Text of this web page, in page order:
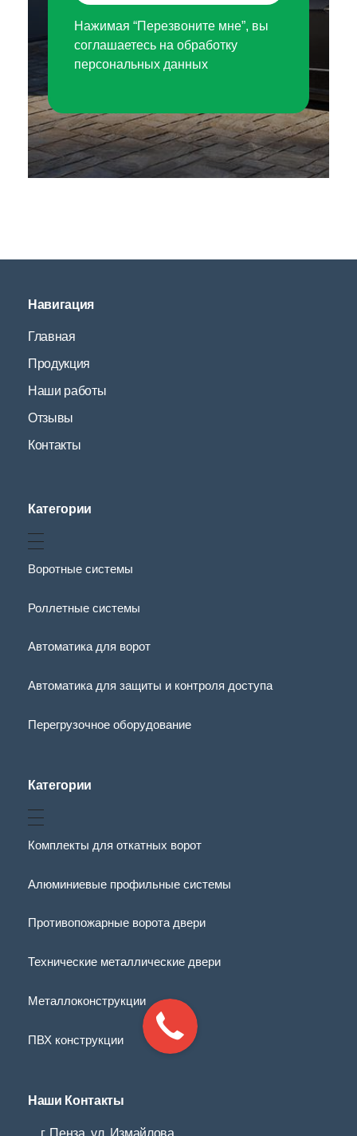
Нажимая “Перезвоните мне”, вы
соглашаетесь на обработку
персональных данных
Навигация
Главная
Продукция
Наши работы
Отзывы
Контакты
Категории
Воротные системы
Роллетные системы
Автоматика для ворот
Автоматика для защиты и контроля доступа
Перегрузочное оборудование
Категории
Комплекты для откатных ворот
Алюминиевые профильные системы
Противопожарные ворота двери
Технические металлические двери
Металлоконструкции
ПВХ конструкции
Наши Контакты
г. Пенза, ул. Измайлова